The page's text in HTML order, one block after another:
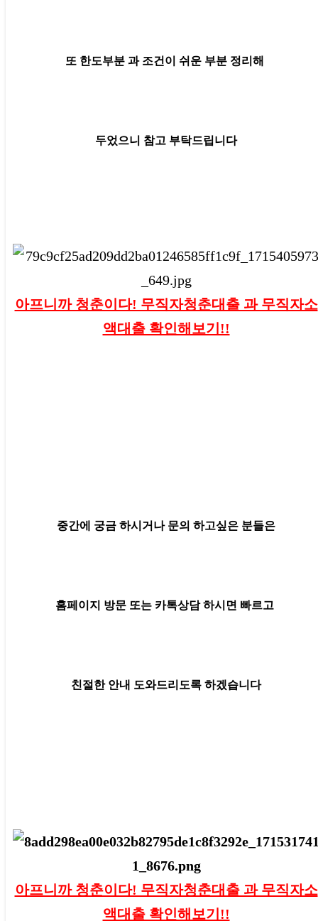
또 한도부분 과 조건이 쉬운 부분 정리해
두었으니 참고 부탁드립니다
아프니까 청춘이다! 무직자청춘대출 과 무직자소
액대출 확인해보기!!
중간에 궁금 하시거나 문의 하고싶은 분들은
홈페이지 방문 또는 카톡상담 하시면 빠르고
친절한 안내 도와드리도록 하겠습니다
아프니까 청춘이다! 무직자청춘대출 과 무직자소
액대출 확인해보기!!